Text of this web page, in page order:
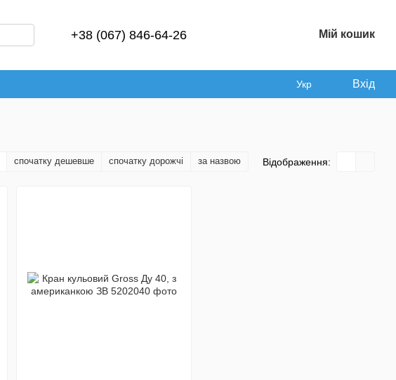
+38 (067) 846-64-26 Мій кошик
Укр Вхід
спочатку дешевше спочатку дорожчі за назвою Відображення: